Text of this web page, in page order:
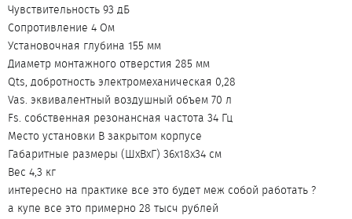
Чувствительность 93 дБ
Сопротивление 4 Ом
Установочная глубинa 155 мм
Диаметр монтажного отверстия 285 мм
Qts, добротность электромеханическая 0,28
Vas. эквивалентный воздушный объем 70 л
Fs. собственная резонансная частота 34 Гц
Место установки В закрытом корпусе
Габаритные размеры (ШxВxГ) 36x18x34 см
Вес 4,3 кг
интересно на практике все это будет меж собой работать ?
а купе все это примерно 28 тысч рублей